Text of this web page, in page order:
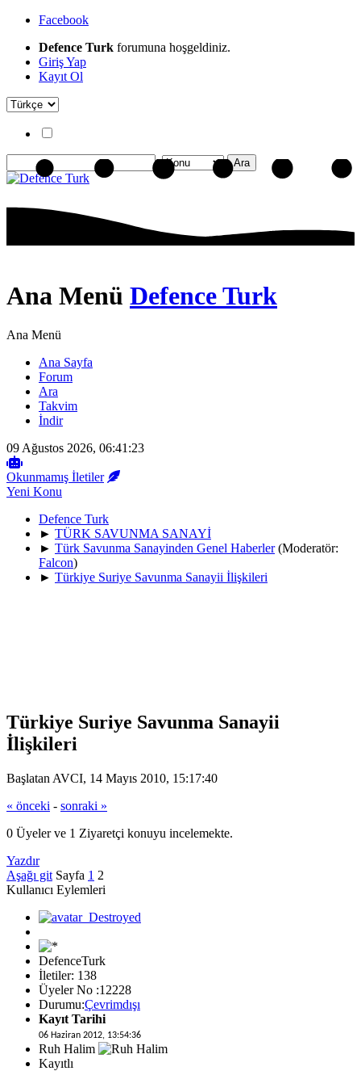
Facebook
Defence Turk forumuna hoşgeldiniz.
Giriş Yap
Kayıt Ol
Ana Menü Defence Turk
Ana Menü
Ana Sayfa
Forum
Ara
Takvim
İndir
09 Ağustos 2026, 06:41:23
Okunmamış İletiler
Yeni Konu
Defence Turk
► TÜRK SAVUNMA SANAYİ
► Türk Savunma Sanayinden Genel Haberler (Moderatör:
Falcon)
► Türkiye Suriye Savunma Sanayii İlişkileri
Türkiye Suriye Savunma Sanayii
İlişkileri
Başlatan AVCI, 14 Mayıs 2010, 15:17:40
« önceki - sonraki »
0 Üyeler ve 1 Ziyaretçi konuyu incelemekte.
Yazdır
Aşağı git Sayfa 1 2
Kullanıcı Eylemleri
DefenceTurk
İletiler: 138
Üyeler No :12228
Durumu:Çevrimdışı
Kayıt Tarihi
06 Haziran 2012, 13:54:36
Ruh Halim
Kayıtlı